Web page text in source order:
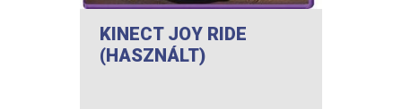
KINECT JOY RIDE
(HASZNÁLT)